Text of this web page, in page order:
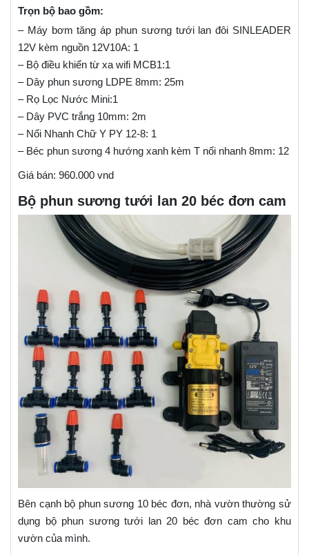
Trọn bộ bao gồm:
– Máy bơm tăng áp phun sương tưới lan đôi SINLEADER
12V kèm nguồn 12V10A: 1
– Bộ điều khiển từ xa wifi MCB1:1
– Dây phun sương LDPE 8mm: 25m
– Rọ Lọc Nước Mini:1
– Dây PVC trắng 10mm: 2m
– Nối Nhanh Chữ Y PY 12-8: 1
– Béc phun sương 4 hướng xanh kèm T nối nhanh 8mm: 12
Giá bán: 960.000 vnd
Bộ phun sương tưới lan 20 béc đơn cam
Bên cạnh bộ phun sương 10 béc đơn, nhà vườn thường sử
dụng bộ phun sương tưới lan 20 béc đơn cam cho khu
vườn của mình.